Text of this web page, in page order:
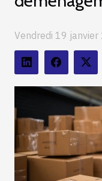
Vendredi 19